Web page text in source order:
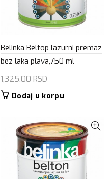
Belinka Beltop lazurni premaz
bez laka plava,750 ml
1,325.00 RSD
Dodaj u korpu